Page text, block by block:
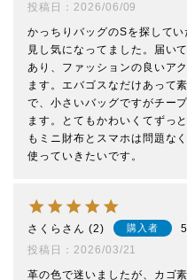
投稿日
2026/06/09
かっちりバッグのSを探して
見し気になってました。届い
あり、ファッションの良いア
ます。エバゴスなだけあって
で、小さいバッグですがチー
ます。とてもかわいくてずっ
もミニ財布とスマホは問題な
使っていきたいです。
さくら 2 購入者
投稿日
2026/03/21
革の色で迷いましたが、カゴ